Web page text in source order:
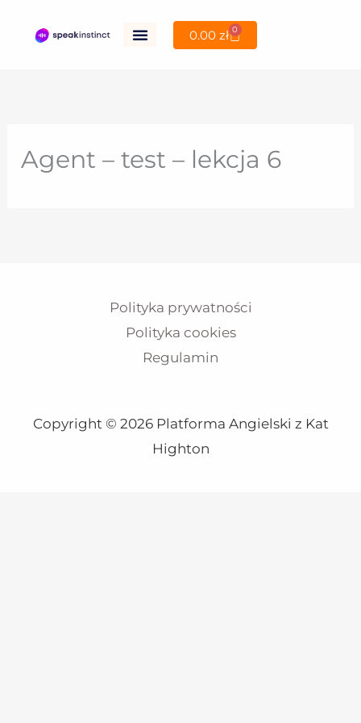
0.00 zł 0
Wózek
Agent – test – lekcja 6
Polityka prywatności
Polityka cookies
Regulamin
Copyright © 2026 Platforma Angielski z Kat
Highton